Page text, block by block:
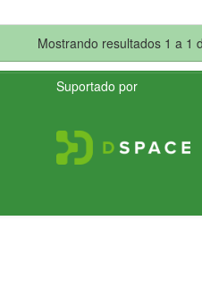
Mostrando resultados 1 a 1
Suportado por